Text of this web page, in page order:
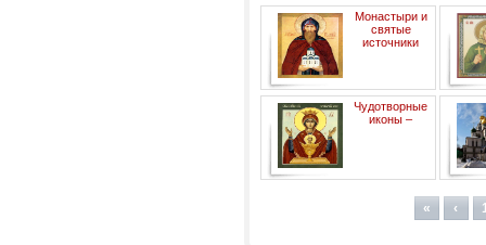
Монастыри и
святые
источники
Переславского края.
Чудотворные
иконы –
« ‹